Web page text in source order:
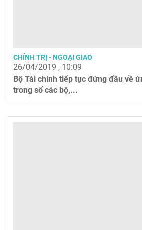
CHÍNH TRỊ - NGOẠI GIAO
26/04/2019 , 10:09
Bộ Tài chính tiếp tục đứng đầu về
trong số các bộ,...